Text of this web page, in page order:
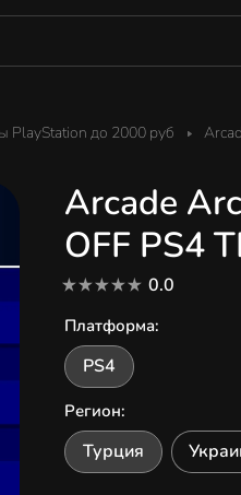
PlayStation до 2000 руб
Arcade
OFF PS4
0.0
Платформа:
PS4
Регион:
Турция